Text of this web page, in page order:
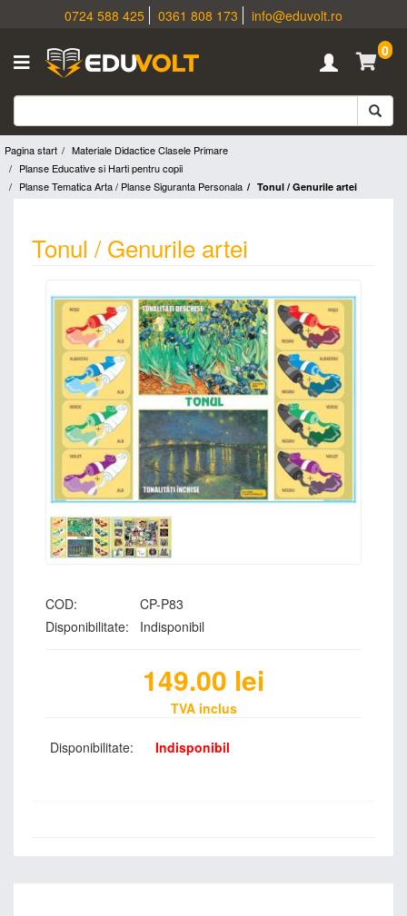
0724 588 425 0361 808 173
info@eduvolt.ro
0
Pagina start
Materiale Didactice Clasele Primare
Planse Educative si Harti pentru copii
Planse Tematica Arta / Planse Siguranta Personala
Tonul / Genurile artei
Tonul / Genurile artei
COD:
CP-P83
Disponibilitate:
Indisponibil
149.00 lei
TVA inclus
Disponibilitate: Indisponibil